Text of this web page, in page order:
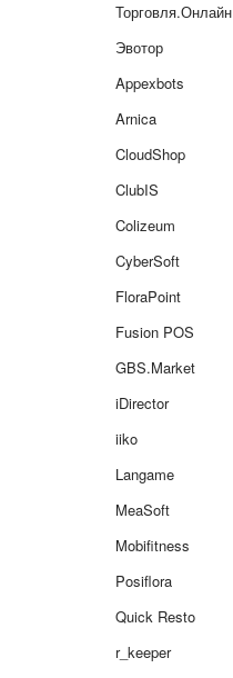
Торговля.Онлайн
Эвотор
Appexbots
Arnica
CloudShop
ClubIS
Colizeum
CyberSoft
FloraPoint
Fusion POS
GBS.Market
iDirector
iiko
Langame
MeaSoft
Mobifitness
Posiflora
Quick Resto
r_keeper